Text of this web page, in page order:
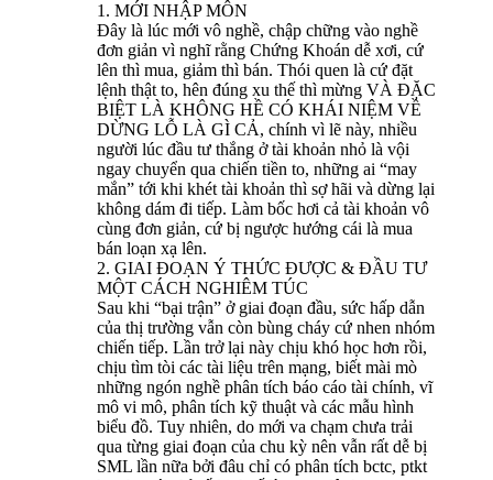
1. MỚI NHẬP MÔN
Đây là lúc mới vô nghề, chập chững vào nghề
đơn giản vì nghĩ rằng Chứng Khoán dễ xơi, cứ
lên thì mua, giảm thì bán. Thói quen là cứ đặt
lệnh thật to, hên đúng xu thế thì mừng VÀ ĐẶC
BIỆT LÀ KHÔNG HỀ CÓ KHÁI NIỆM VỀ
DỪNG LỖ LÀ GÌ CẢ, chính vì lẽ này, nhiều
người lúc đầu tư thắng ở tài khoản nhỏ là vội
ngay chuyển qua chiến tiền to, những ai “may
mắn” tới khi khét tài khoản thì sợ hãi và dừng lại
không dám đi tiếp. Làm bốc hơi cả tài khoản vô
cùng đơn giản, cứ bị ngược hướng cái là mua
bán loạn xạ lên.
2. GIAI ĐOẠN Ý THỨC ĐƯỢC & ĐẦU TƯ
MỘT CÁCH NGHIÊM TÚC
Sau khi “bại trận” ở giai đoạn đầu, sức hấp dẫn
của thị trường vẫn còn bùng cháy cứ nhen nhóm
chiến tiếp. Lần trở lại này chịu khó học hơn rồi,
chịu tìm tòi các tài liệu trên mạng, biết mài mò
những ngón nghề phân tích báo cáo tài chính, vĩ
mô vi mô, phân tích kỹ thuật và các mẫu hình
biểu đồ. Tuy nhiên, do mới va chạm chưa trải
qua từng giai đoạn của chu kỳ nên vẫn rất dễ bị
SML lần nữa bởi đâu chỉ có phân tích bctc, ptkt